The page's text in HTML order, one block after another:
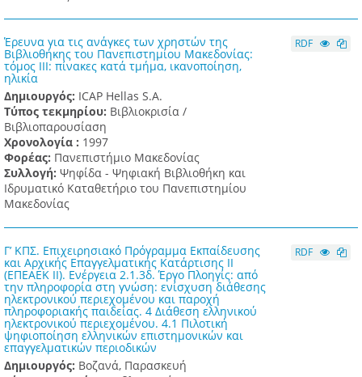
Έρευνα για τις ανάγκες των χρηστών της
Βιβλιοθήκης του Πανεπιστημίου Μακεδονίας:
τόμος III: πίνακες κατά τμήμα, ικανοποίηση,
ηλικία
Δημιουργός: ICAP Hellas S.A.
Τύπος τεκμηρίου: Βιβλιοκρισία /
Βιβλιοπαρουσίαση
Χρονολογία : 1997
Φορέας: Πανεπιστήμιο Μακεδονίας
Συλλογή: Ψηφίδα - Ψηφιακή Βιβλιοθήκη και
Ιδρυματικό Καταθετήριο του Πανεπιστημίου
Μακεδονίας
RDF
Γ’ ΚΠΣ. Επιχειρησιακό Πρόγραμμα Εκπαίδευσης
και Αρχικής Επαγγελματικής Κατάρτισης ΙΙ
(ΕΠΕΑΕΚ ΙΙ). Ενέργεια 2.1.3δ. Έργο Πλοηγίς: από
την πληροφορία στη γνώση: ενίσχυση διάθεσης
ηλεκτρονικού περιεχομένου και παροχή
πληροφοριακής παιδείας. 4 Διάθεση ελληνικού
ηλεκτρονικού περιεχομένου. 4.1 Πιλοτική
ψηφιοποίηση ελληνικών επιστημονικών και
επαγγελματικών περιοδικών
Δημιουργός: Βοζανά, Παρασκευή
RDF